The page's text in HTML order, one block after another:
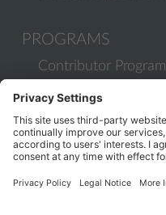
PROGRAMS
Contributor Program
Partner Program
COMMUNITY